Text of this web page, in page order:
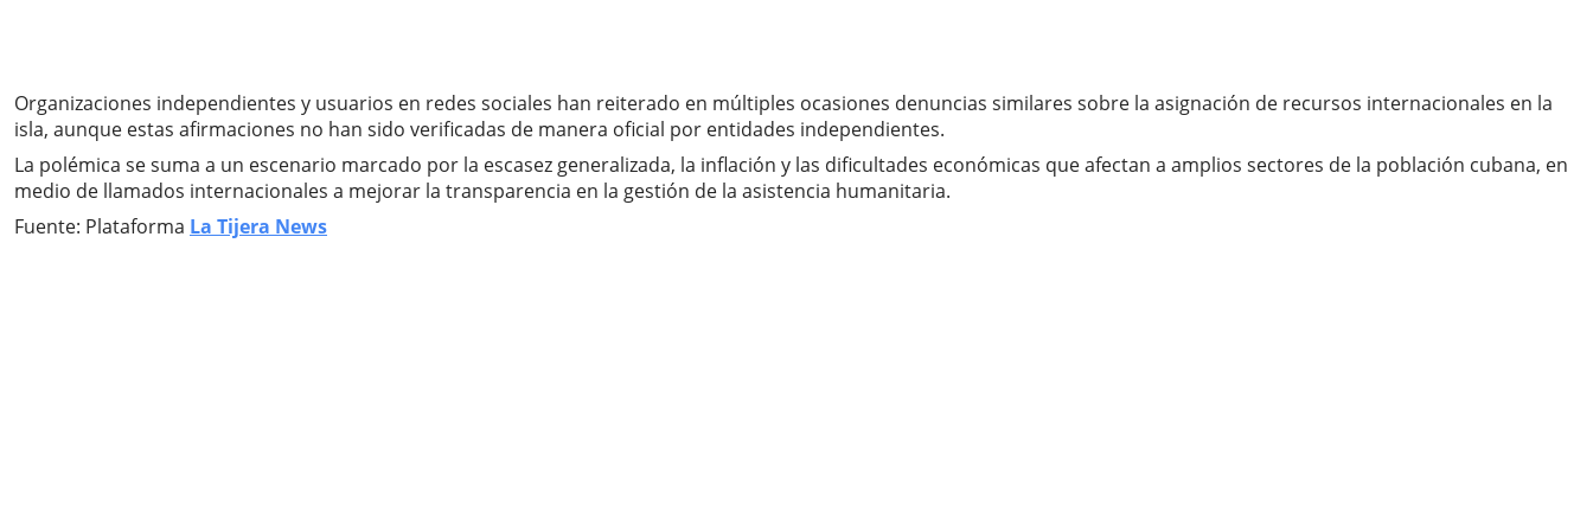
Organizaciones independientes y usuarios en redes sociales han reiterado en múltiples ocasiones denuncias similares sobre la asignación de recursos internacionales en la
isla, aunque estas afirmaciones no han sido verificadas de manera oficial por entidades independientes.
La polémica se suma a un escenario marcado por la escasez generalizada, la inflación y las dificultades económicas que afectan a amplios sectores de la población cubana, en
medio de llamados internacionales a mejorar la transparencia en la gestión de la asistencia humanitaria.
Fuente: Plataforma La Tijera News